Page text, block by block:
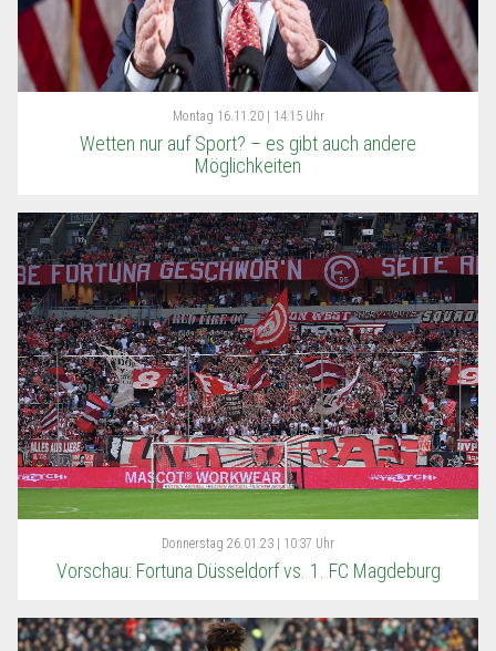
Montag 16.11.20 | 14:15 Uhr
Wetten nur auf Sport? – es gibt auch andere
Möglichkeiten
Donnerstag 26.01.23 | 10:37 Uhr
Vorschau: Fortuna Düsseldorf vs. 1. FC Magdeburg